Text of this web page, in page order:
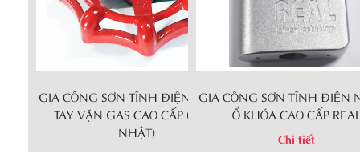
GIA CÔNG SƠN TĨNH ĐIỆN NƯỚC -
TAY VẶN GAS CAO CẤP (XUẤT
NHẬT)
Chi tiết
GIA CÔNG SƠN TĨNH ĐIỆN
Ổ KHÓA CAO CẤP
Chi tiết